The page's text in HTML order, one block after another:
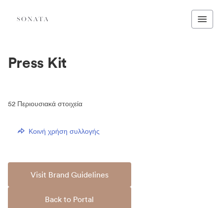
Press Kit
52 Περιουσιακά στοιχεία
Κοινή χρήση συλλογής
Visit Brand Guidelines
Back to Portal